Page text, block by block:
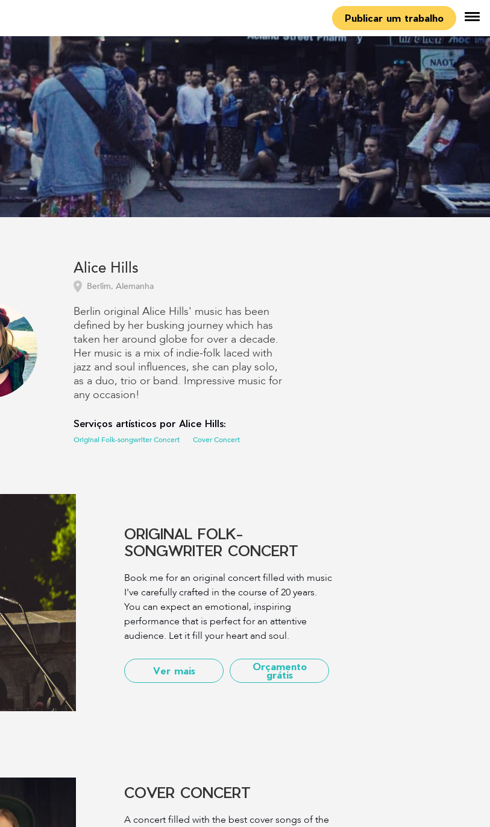
Publicar um trabalho
Alice Hills
Berlim, Alemanha
Berlin original Alice Hills' music has been
defined by her busking journey which has
taken her around globe for over a decade.
Her music is a mix of indie-folk laced with
jazz and soul influences, she can play solo,
as a duo, trio or band. Impressive music for
any occasion!
Serviços artísticos por Alice Hills:
Original Folk-songwriter Concert Cover Concert
ORIGINAL FOLK-
SONGWRITER CONCERT
Book me for an original concert filled with music
I've carefully crafted in the course of 20 years.
You can expect an emotional, inspiring
performance that is perfect for an attentive
audience. Let it fill your heart and soul.
Ver mais Orçamento
grátis
COVER CONCERT
A concert filled with the best cover songs of the